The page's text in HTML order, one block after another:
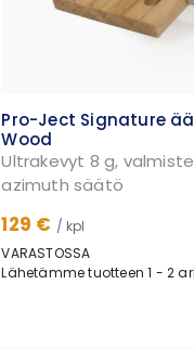
Pro-Ject Signature
Wood
Ultrakevyt 8 g,
azimuth säätö
129 € / kpl
VARASTOSSA
Lähetämme tuotteen 1 - 2